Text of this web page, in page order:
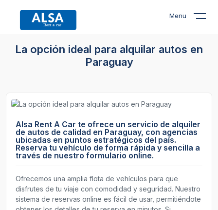
Menu
La opción ideal para alquilar autos en
Paraguay
Alsa Rent A Car te ofrece un servicio de alquiler
de autos de calidad en Paraguay, con agencias
ubicadas en puntos estratégicos del país.
Reserva tu vehículo de forma rápida y sencilla a
través de nuestro formulario online.
Ofrecemos una amplia flota de vehículos para que
disfrutes de tu viaje con comodidad y seguridad. Nuestro
sistema de reservas online es fácil de usar, permitiéndote